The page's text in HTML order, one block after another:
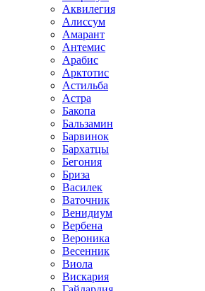
Аквилегия
Алиссум
Амарант
Антемис
Арабис
Арктотис
Астильба
Астра
Бакопа
Бальзамин
Барвинок
Бархатцы
Бегония
Бриза
Василек
Ваточник
Венидиум
Вербена
Вероника
Весенник
Виола
Вискария